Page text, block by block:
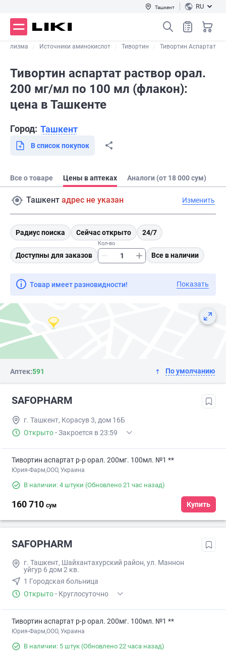
Ташкент RU
Источники аминокислот Тивортин Тивортин Аспартат
Тивортин аспартат раствор орал.
200 мг/мл по 100 мл (флакон):
цена в Ташкенте
Город: Ташкент
В список покупок
Все о товаре Цены в аптеках Аналоги (от 18 000 сум)
Ташкент адрес не указан Изменить
Радиус поиска Сейчас открыто 24/7
Доступны для заказов
Кол-во
Все в наличии
Товар имеет разновидности! Показать
Аптек:591 По умолчанию
SAFOPHARM
г. Ташкент, Корасув 3, дом 16Б
Открыто · Закроется в 23:59
Тивортин аспартат р-р орал. 200мг. 100мл. №1 **
Юрия-Фарм,ООО, Украина
В наличии: 4 штуки (Обновлено 21 час назад)
160 710 сум Купить
SAFOPHARM
г. Ташкент, Шайхантахурский район, ул. Маннон
уйгур 6 дом 2 кв.
1 Городская больница
Открыто · Круглосуточно
Тивортин аспартат р-р орал. 200мг. 100мл. №1 **
Юрия-Фарм,ООО, Украина
В наличии: 5 штук (Обновлено 22 часа назад)